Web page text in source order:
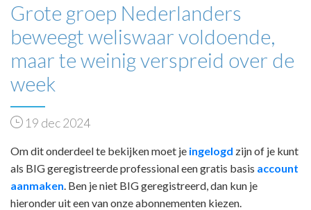
Grote groep Nederlanders
beweegt weliswaar voldoende,
maar te weinig verspreid over de
week
19 dec 2024
Om dit onderdeel te bekijken moet je ingelogd zijn of je kunt
als BIG geregistreerde professional een gratis basis account
aanmaken . Ben je niet BIG geregistreerd, dan kun je
hieronder uit een van onze abonnementen kiezen.